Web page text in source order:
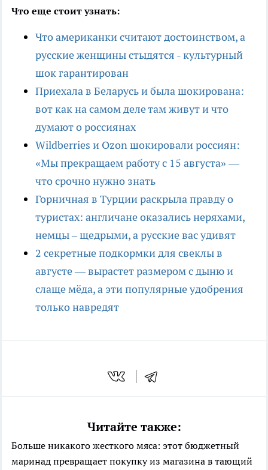
Что еще стоит узнать:
Что американки считают достоинством, а
русские женщины стыдятся - культурный
шок гарантирован
Приехала в Беларусь и была шокирована:
вот как на самом деле там живут и что
думают о россиянах
Wildberries и Ozon шокировали россиян:
«Мы прекращаем работу с 15 августа» —
что срочно нужно знать
Горничная в Турции раскрыла правду о
туристах: англичане оказались неряхами,
немцы – щедрыми, а русские вас удивят
2 секретные подкормки для свеклы в
августе — вырастет размером с дыню и
слаще мёда, а эти популярные удобрения
только навредят
Читайте также:
Больше никакого жесткого мяса: этот бюджетный
маринад превращает покупку из магазина в тающий